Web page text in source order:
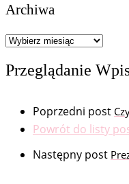
Archiwa
Archiwa
Przeglądanie
Poprzedni post
Powrót do listy
Następny post